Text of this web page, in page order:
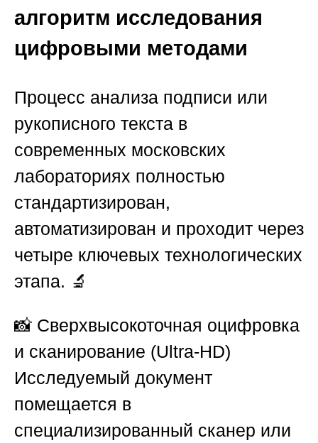
алгоритм исследования
цифровыми методами
Процесс анализа подписи или
рукописного текста в
современных московских
лабораториях полностью
стандартизирован,
автоматизирован и проходит через
четыре ключевых технологических
этапа. 🔬
📸 Сверхвысокоточная оцифровка
и сканирование (Ultra-HD)
Исследуемый документ
помещается в
специализированный сканер или